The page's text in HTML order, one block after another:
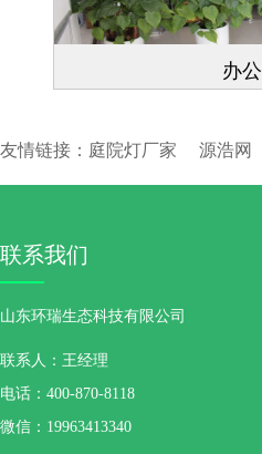
办公
友情链接： 庭院灯厂家 源浩网
联系我们
山东环瑞生态科技有限公司
联系人：王经理
电话：400-870-8118
微信：19963413340